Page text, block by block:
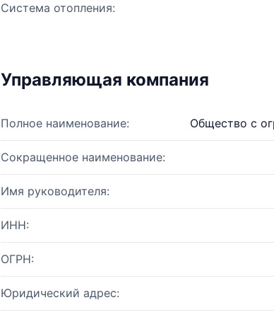
Система отопления:
Управляющая компания
Полное наименование: Общество с
Сокращенное наименование:
Имя руководителя:
ИНН:
ОГРН:
Юридический адрес: